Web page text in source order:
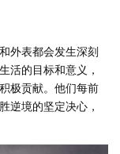
外表都会发生深刻
活的目标和意义，
极贡献。他们每前
逆境的坚定决心，